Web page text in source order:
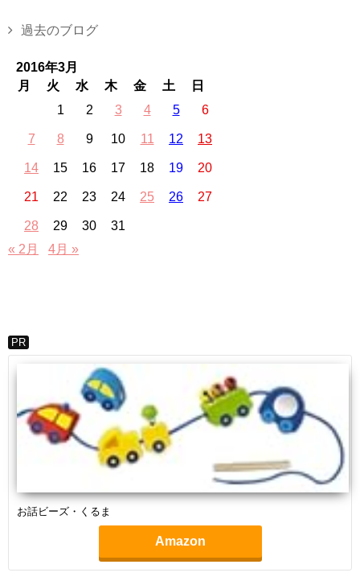
過去のブログ
2016年3月
月
火 水 木 金 土
日
1
2 3 4 5 6
7 8 9 10 11 12 13
14 15 16 17 18 19 20
21 22 23 24 25 26 27
28 29 30
31
« 2月
4月 »
PR
お話ビーズ・くるま
Amazon